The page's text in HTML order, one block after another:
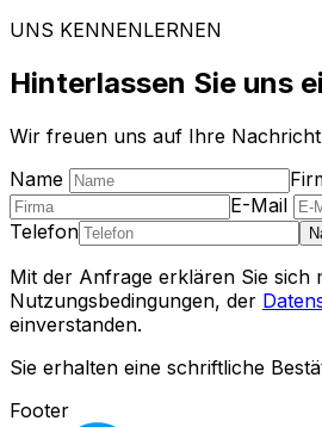
UNS KENNENLERNEN
Hinterlassen Sie uns
Wir freuen uns auf Ihre
Name
E-Mail
Telefon
Mit der Anfrage erklären Sie sich
Nutzungsbedingungen, der
einverstanden.
Sie erhalten eine schriftliche
Footer